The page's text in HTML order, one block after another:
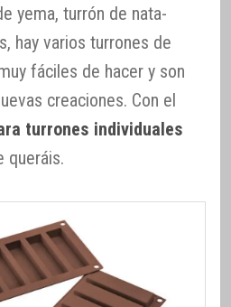
yema, turrón de nata-
hay varios turrones de
fáciles de hacer y son
creaciones. Con el
turrones individuales
queráis.